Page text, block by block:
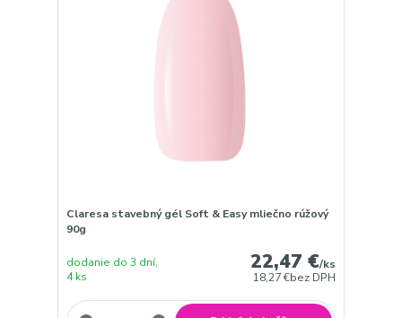
Claresa stavebný gél Soft & Easy mliečno rúžový
90g
22,47 €/ks
18,27 €bez DPH
dodanie do 3 dní,
4 ks